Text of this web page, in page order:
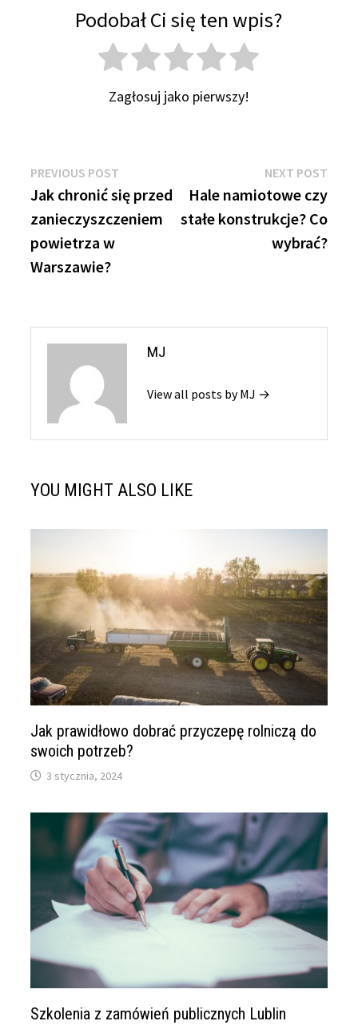
Podobał Ci się ten wpis?
Zagłosuj jako pierwszy!
Nawigacja
wpisu
PREVIOUS POST
post:
Jak chronić się przed
zanieczyszczeniem
powietrza w
Warszawie?
NEXT POSTNext
post:
Hale namiotowe czy
stałe konstrukcje? Co
wybrać?
MJ
View all posts by MJ →
YOU MIGHT ALSO LIKE
Jak prawidłowo dobrać przyczepę rolniczą do
swoich potrzeb?
3 stycznia, 2024
Szkolenia z zamówień publicznych Lublin